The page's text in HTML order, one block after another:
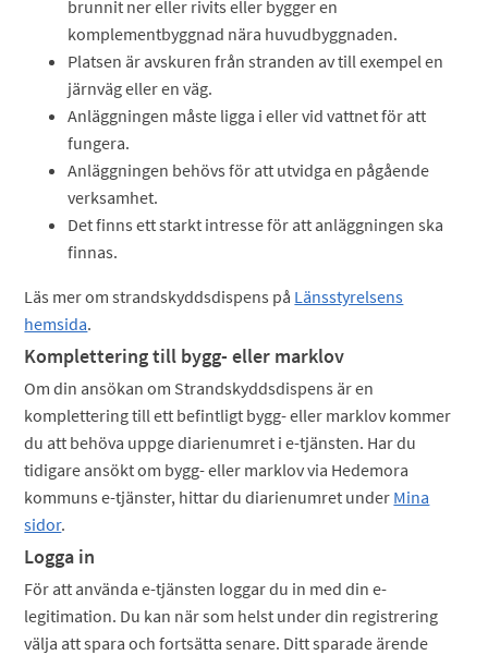
brunnit ner eller rivits eller bygger en
komplementbyggnad nära huvudbyggnaden.
Platsen är avskuren från stranden av till exempel en
järnväg eller en väg.
Anläggningen måste ligga i eller vid vattnet för att
fungera.
Anläggningen behövs för att utvidga en pågående
verksamhet.
Det finns ett starkt intresse för att anläggningen ska
finnas.
Läs mer om strandskyddsdispens på Länsstyrelsens
hemsida.
Komplettering till bygg- eller marklov
Om din ansökan om Strandskyddsdispens är en
komplettering till ett befintligt bygg- eller marklov kommer
du att behöva uppge diarienumret i e-tjänsten. Har du
tidigare ansökt om bygg- eller marklov via Hedemora
kommuns e-tjänster, hittar du diarienumret under Mina
sidor.
Logga in
För att använda e-tjänsten loggar du in med din e-
legitimation. Du kan när som helst under din registrering
välja att spara och fortsätta senare. Ditt sparade ärende